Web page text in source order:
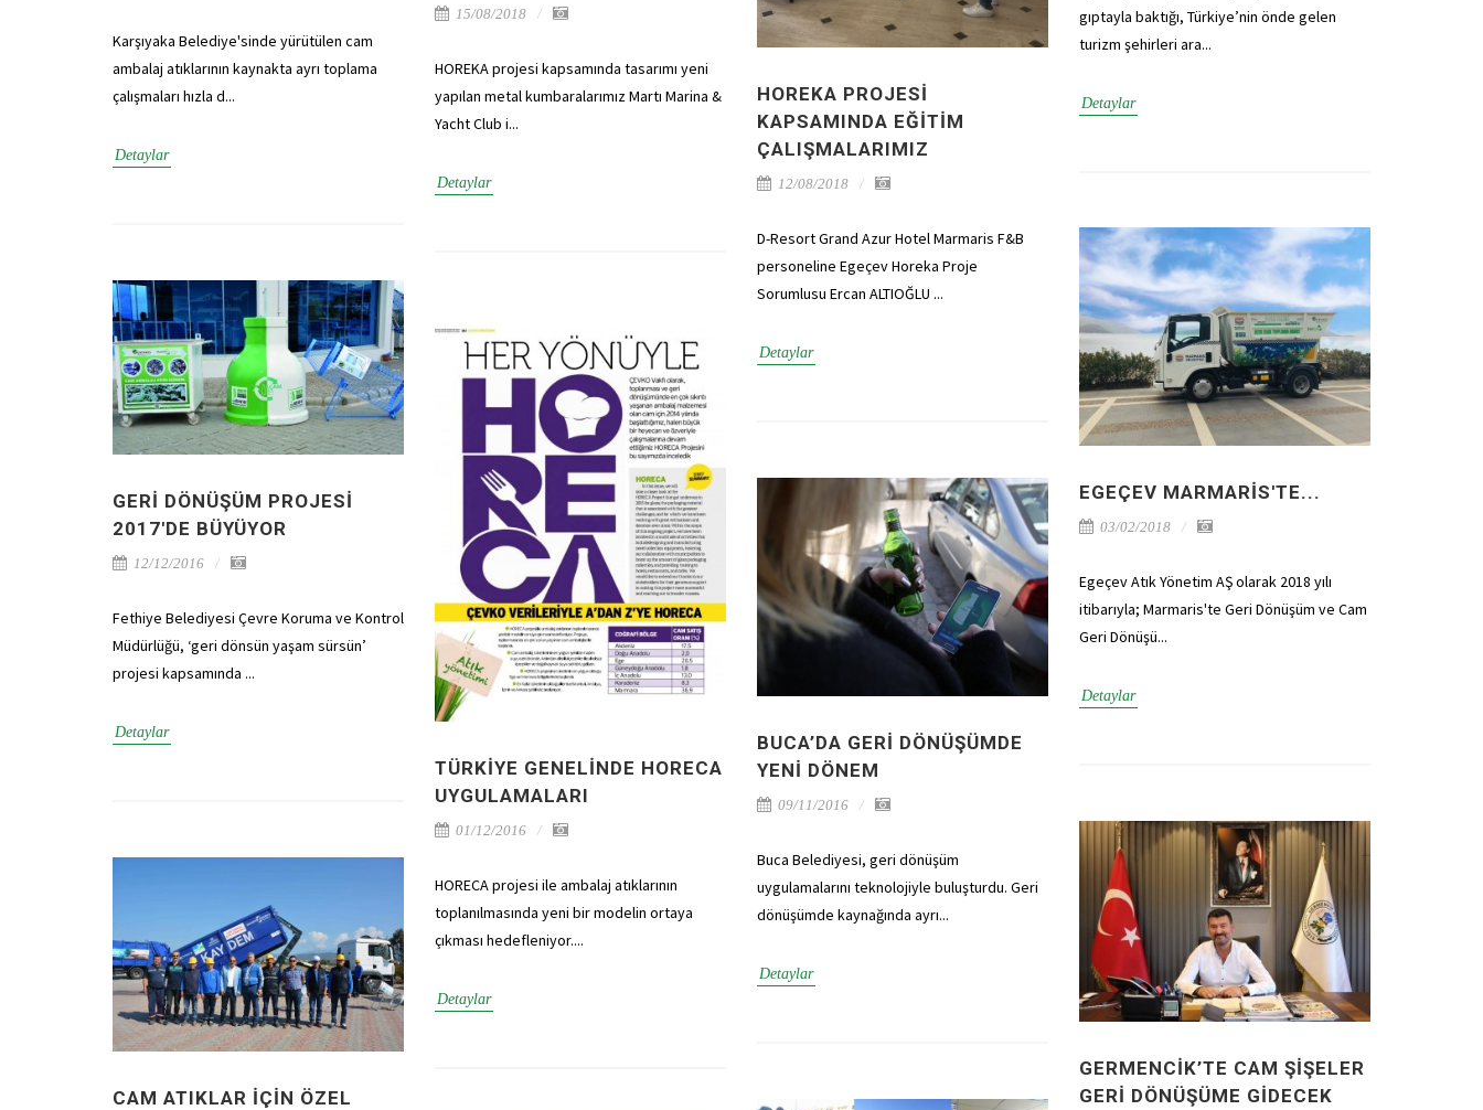
Karşıyaka Belediye'sinde yürütülen cam
ambalaj atıklarının kaynakta ayrı toplama
çalışmaları hızla d...
Detaylar
15/08/2018
HOREKA projesi kapsamında tasarımı yeni
yapılan metal kumbaralarımız Martı Marina &
Yacht Club i...
Detaylar
HOREKA PROJESI
KAPSAMINDA EĞITIM
ÇALIŞMALARIMIZ
12/08/2018
D-Resort Grand Azur Hotel Marmaris F&B
personeline Egeçev Horeka Proje
Sorumlusu Ercan ALTIOĞLU ...
Detaylar
gıptayla baktığı, Türkiye’nin önde gelen
turizm şehirleri ara...
Detaylar
EGEÇEV MARMARIS'TE...
03/02/2018
Egeçev Atık Yönetim AŞ olarak 2018 yılı
itibarıyla; Marmaris'te Geri Dönüşüm ve Cam
Geri Dönüşü...
Detaylar
GERI DÖNÜŞÜM PROJESI
2017'DE BÜYÜYOR
12/12/2016
Fethiye Belediyesi Çevre Koruma ve Kontrol
Müdürlüğü, ‘geri dönsün yaşam sürsün’
projesi kapsamında ...
Detaylar
TÜRKIYE GENELINDE HORECA
UYGULAMALARI
01/12/2016
HORECA projesi ile ambalaj atıklarının
toplanılmasında yeni bir modelin ortaya
çıkması hedefleniyor....
Detaylar
BUCA’DA GERI DÖNÜŞÜMDE
YENI DÖNEM
09/11/2016
Buca Belediyesi, geri dönüşüm
uygulamalarını teknolojiyle buluşturdu. Geri
dönüşümde kaynağında ayrı...
Detaylar
GERMENCIK’TE CAM ŞIŞELER
GERI DÖNÜŞÜME GIDECEK
CAM ATIKLAR IÇIN ÖZEL